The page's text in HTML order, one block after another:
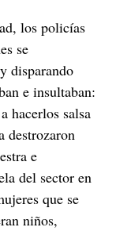
los policías
se
disparando
e insultaban:
hacerlos salsa
destrozaron
e
del sector en
que se
niños,